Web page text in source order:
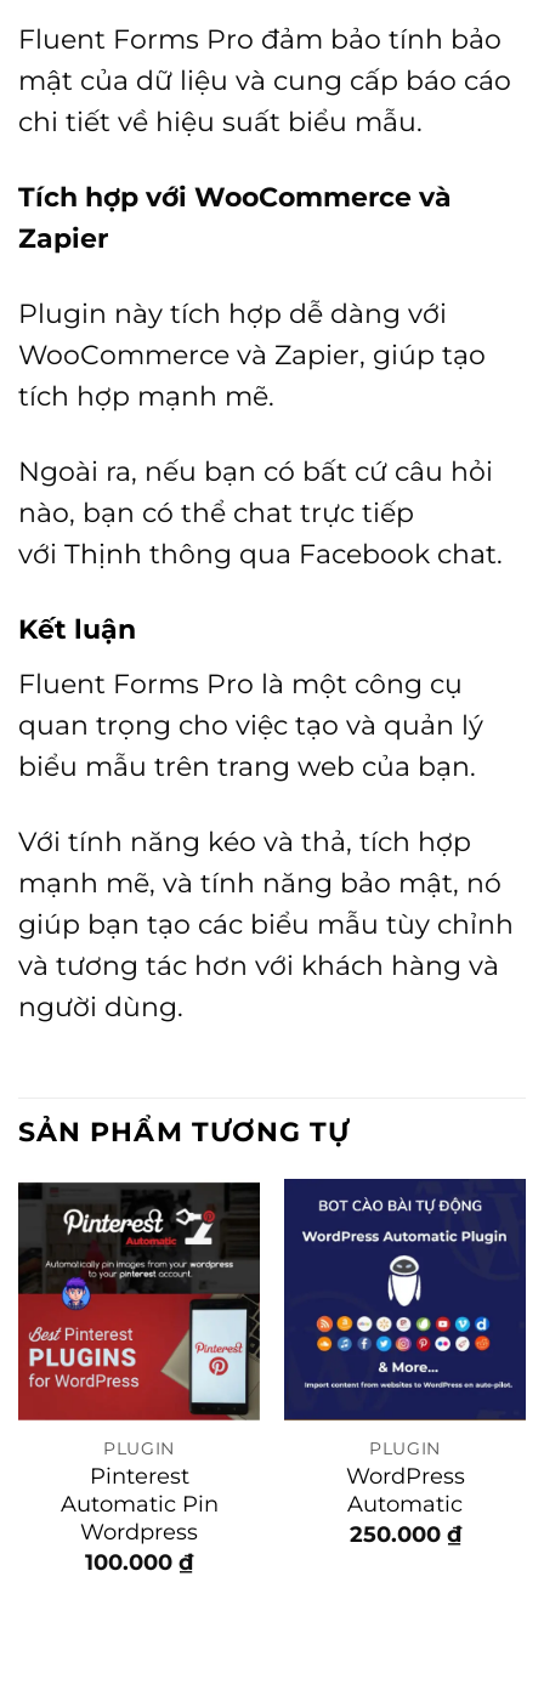
Fluent Forms Pro đảm bảo tính bảo
mật của dữ liệu và cung cấp báo cáo
chi tiết về hiệu suất biểu mẫu.
Tích hợp với WooCommerce và
Zapier
Plugin này tích hợp dễ dàng với
WooCommerce và Zapier, giúp tạo
tích hợp mạnh mẽ.
Ngoài ra, nếu bạn có bất cứ câu hỏi
nào, bạn có thể chat trực tiếp
với Thịnh thông qua Facebook chat.
Kết luận
Fluent Forms Pro là một công cụ
quan trọng cho việc tạo và quản lý
biểu mẫu trên trang web của bạn.
Với tính năng kéo và thả, tích hợp
mạnh mẽ, và tính năng bảo mật, nó
giúp bạn tạo các biểu mẫu tùy chỉnh
và tương tác hơn với khách hàng và
người dùng.
SẢN PHẨM TƯƠNG TỰ
PLUGIN
Pinterest
Automatic Pin
Wordpress
100.000 ₫
PLUGIN
WordPress
Automatic
250.000 ₫